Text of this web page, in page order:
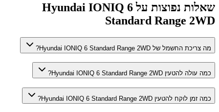
שאלות נפוצות עלHyundai IONIQ 6
Standard Range 2WD
מה צריכת החשמל של Hyundai IONIQ 6 Standard Range 2WD?
כמה עולה להטעין Hyundai IONIQ 6 Standard Range 2WD?
כמה זמן לוקח להטעין Hyundai IONIQ 6 Standard Range 2WD?